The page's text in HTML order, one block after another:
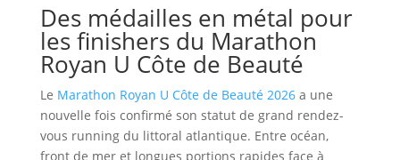
Des médailles en métal pour
les finishers du Marathon
Royan U Côte de Beauté
Le Marathon Royan U Côte de Beauté 2026a une
nouvelle fois confirmé son statut de grand rendez-
vous running du littoral atlantique. Entre océan,
front de mer et longues portions rapides face à